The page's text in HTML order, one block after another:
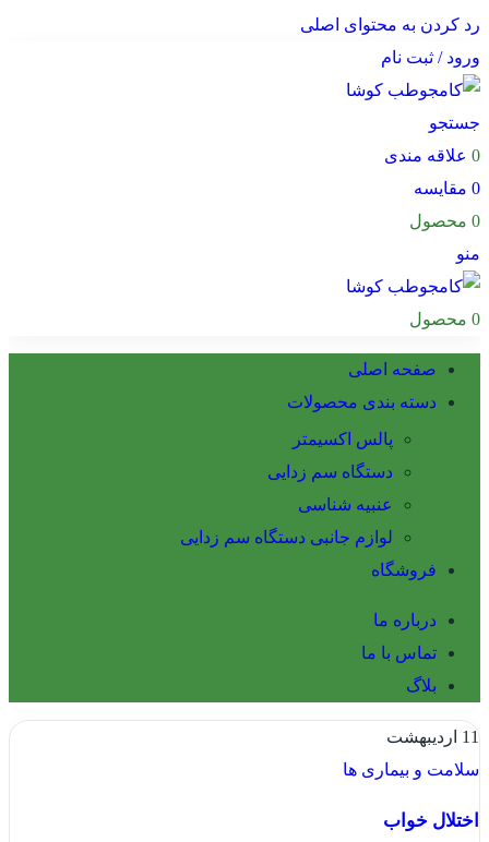
رد کردن به محتوای اصلی
ورود / ثبت نام
جستجو
0 علاقه مندی
0 مقایسه
0 محصول
منو
0 محصول
صفحه اصلی
دسته بندی محصولات
پالس اکسیمتر
دستگاه سم زدایی
عنبیه شناسی
لوازم جانبی دستگاه سم زدایی
فروشگاه
درباره ما
تماس با ما
بلاگ
11 اردیبهشت
سلامت و بیماری ها
اختلال خواب